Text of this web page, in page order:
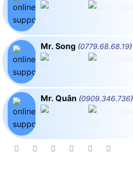
Mr. Song (0779.68.68.19)
Mr. Quân (0909.346.736)